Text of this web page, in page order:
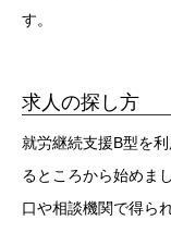
す。
求人の探し方
就労継続支援B型を
るところから始めま
口や相談機関で得ら